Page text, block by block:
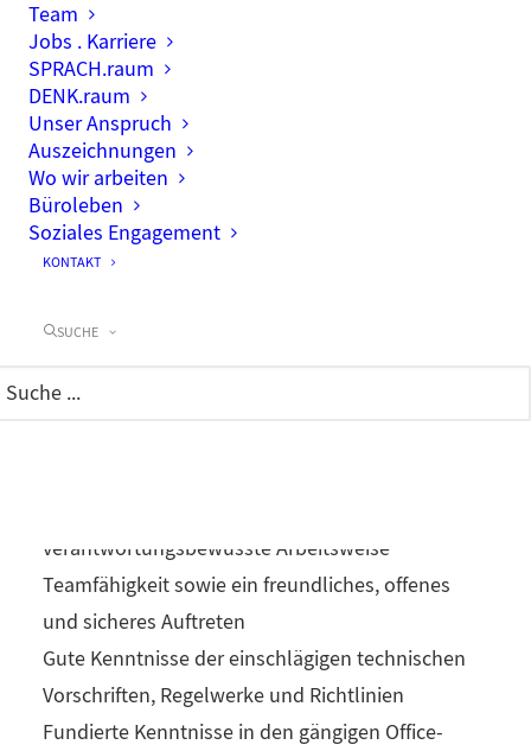
Team
Jobs . Karriere
SPRACH.raum
DENK.raum
Unser Anspruch
Auszeichnungen
Wo wir arbeiten
Büroleben
Soziales Engagement
KONTAKT
SUCHE
Dein Profil
Bauzeichner (m/w/d), vorzugsweise mit
Straßen- und Landschaftsbau
verantwortungsbewusste Arbeitsweise
Teamfähigkeit sowie ein freundliches, offenes
und sicheres Auftreten
Gute Kenntnisse der einschlägigen technischen
Vorschriften, Regelwerke und Richtlinien
Fundierte Kenntnisse in den gängigen Office-